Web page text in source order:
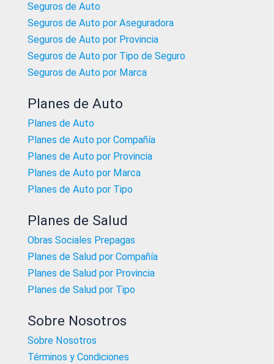
Seguros de Auto
Seguros de Auto por Aseguradora
Seguros de Auto por Provincia
Seguros de Auto por Tipo de Seguro
Seguros de Auto por Marca
Planes de Auto
Planes de Auto
Planes de Auto por Compañía
Planes de Auto por Provincia
Planes de Auto por Marca
Planes de Auto por Tipo
Planes de Salud
Obras Sociales Prepagas
Planes de Salud por Compañía
Planes de Salud por Provincia
Planes de Salud por Tipo
Sobre Nosotros
Sobre Nosotros
Términos y Condiciones